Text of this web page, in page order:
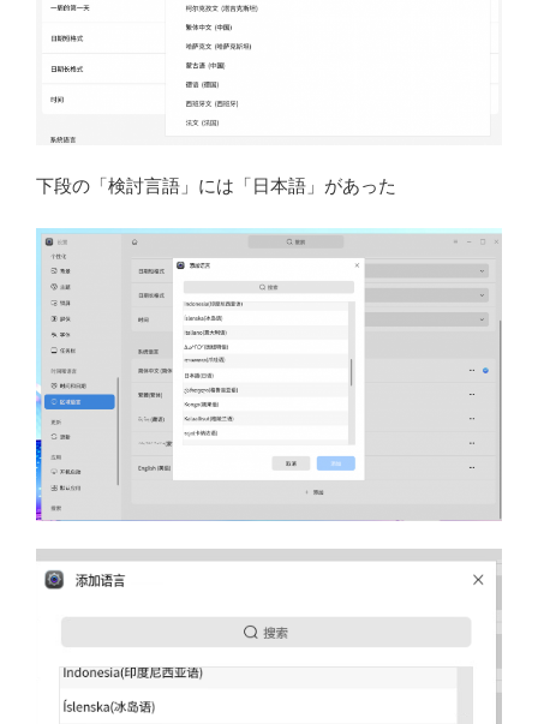
下段の「検討言語」には「日本語」があった